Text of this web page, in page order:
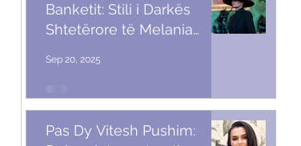
Banketit: Stili i Darkës
Shtetërore të Melania
Sep 20, 2025
Pas Dy Vitesh Pushim: